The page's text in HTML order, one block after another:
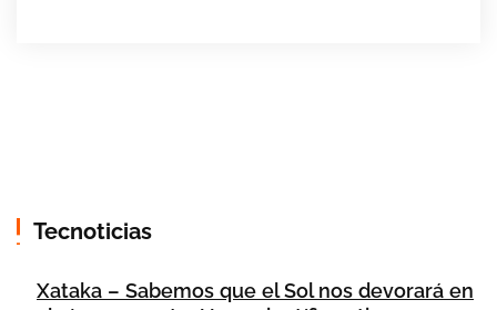
Tecnoticias
Xataka – Sabemos que el Sol nos devorará en